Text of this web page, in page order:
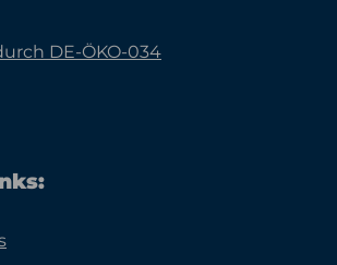
DE-ÖKO-034